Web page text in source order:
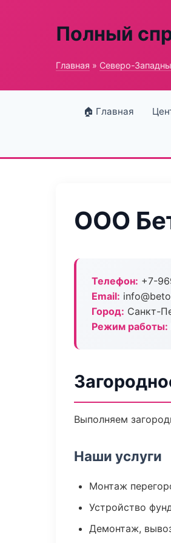
Полный
Главная » Северо-
🏠 Главная
ООО
Телефон: +7-
Email:
Город: Санкт-
Режим работы:
Выполняем
Наши услуги
Монтаж
Устройство
Демонтаж,